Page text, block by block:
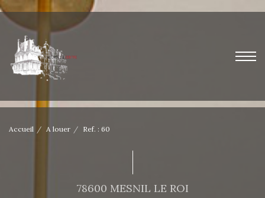
Accueil A louer Ref. : 60
78600 MESNIL LE ROI